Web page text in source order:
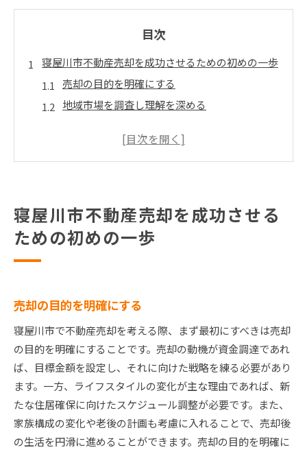
目次
寝屋川市不動産売却を成功させるための初めの一歩
売却の目的を明確にする
地域市場を調査し理解を深める
物件の魅力を最大化する方法を探る
地域の魅力を引き出す寝屋川市不動産売却の戦略
地元の強みを活かす方法
地域イベントの活用による物件価値向上
市場動向を理解して寝屋川市の売却成功を目指す方
最新の不動産市場トレンドを追跡
地域の需給バランスを把握
競合物件の動向を分析する
寝屋川市不動産売却を成功させる
ための初めの一歩
売却の目的を明確にする
寝屋川市で不動産売却を考える際、まず最初にすべきは売却
の目的を明確にすることです。売却の動機が資金調達であれ
ば、目標金額を設定し、それに向けた戦略を練る必要があり
ます。一方、ライフスタイルの変化が主な理由であれば、新
たな住居確保に向けたスケジュール調整が必要です。また、
家族構成の変化や老後の計画も考慮に入れることで、売却後
の生活を円滑に進めることができます。売却の目的を明確に